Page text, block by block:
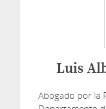
Luis
Abogado por la